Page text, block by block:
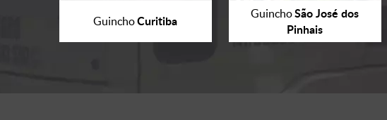
GuinchoCuritiba GuinchoSão José dos
Pinhais